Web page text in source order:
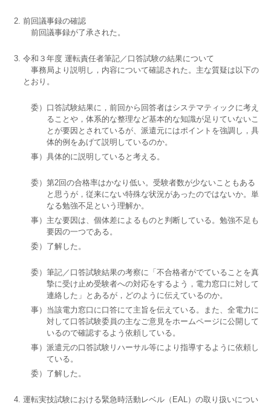
前回議事録の確認
前回議事録が了承された。
令和３年度 運転責任者筆記／口答試験の結果について
事務局より説明し，内容について確認された。主な質疑は以下の
とおり。
委）口答試験結果に，前回から回答者はシステマティックに考え
ることや，体系的な整理など基本的な知識が足りていないこ
とが要因とされているが、派遣元にはポイントを強調し，具
体的例をあげて説明しているのか。
事）具体的に説明していると考える。
委）第2回の合格率はかなり低い。受験者数が少ないこともある
と思うが，従来にない特殊な状況があったのではないか。単
なる勉強不足という理解か。
事）主な要因は、個体差によるものと判断している。勉強不足も
要因の一つである。
委）了解した。
委）筆記／口答試験結果の考察に「不合格者がでていることを真
摯に受け止め受験者への対応をするよう，電力窓口に対して
連絡した」とあるが，どのように伝えているのか。
事）当該電力窓口に口答にて主旨を伝えている。また、全電力に
対して口答試験委員の主なご意見をホームページに公開して
いるので確認するよう依頼している。
事）派遣元の口答試験リハーサル等により指導するように依頼し
ている。
委）了解した。
運転実技試験における緊急時活動レベル（EAL）の取り扱いについ